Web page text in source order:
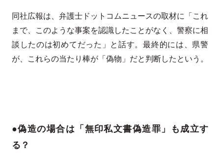
同社広報は、弁護士ドットコムニュースの取材に「これ
まで、このような事案を認識したことがなく、警察に相
談したのは初めてだった」と話す。最終的には、県警
が、これらの当たり棒が「偽物」だと判断したという。
●偽造の場合は「無印私文書偽造罪」も成立す
る？